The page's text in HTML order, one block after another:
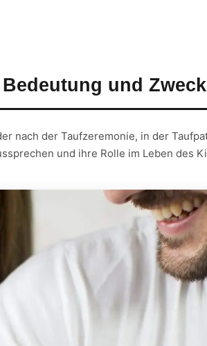
und Zweck
nach der Taufzeremonie, in der
und ihre Rolle im Leben des